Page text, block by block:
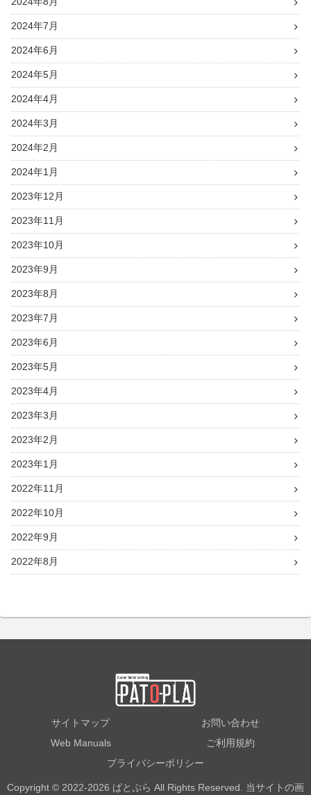
2024年7月
2024年6月
2024年5月
2024年4月
2024年3月
2024年2月
2024年1月
2023年12月
2023年11月
2023年10月
2023年9月
2023年8月
2023年7月
2023年6月
2023年5月
2023年4月
2023年3月
2023年2月
2023年1月
2022年11月
2022年10月
2022年9月
2022年8月
サイトマップ
お問い合わせ
Web Manuals
ご利用規約
プライバシーポリシー
Copyright © 2022-2026 ぱとぷら All Rights Reserved. 当サイトの画